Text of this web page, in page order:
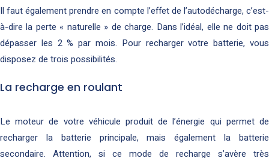
Il faut également prendre en compte l’effet de l’autodécharge, c’est-
à-dire la perte « naturelle » de charge. Dans l’idéal, elle ne doit pas
dépasser les 2 % par mois. Pour recharger votre batterie, vous
disposez de trois possibilités.
La recharge en roulant
Le moteur de votre véhicule produit de l’énergie qui permet de
recharger la batterie principale, mais également la batterie
secondaire. Attention, si ce mode de recharge s’avère très